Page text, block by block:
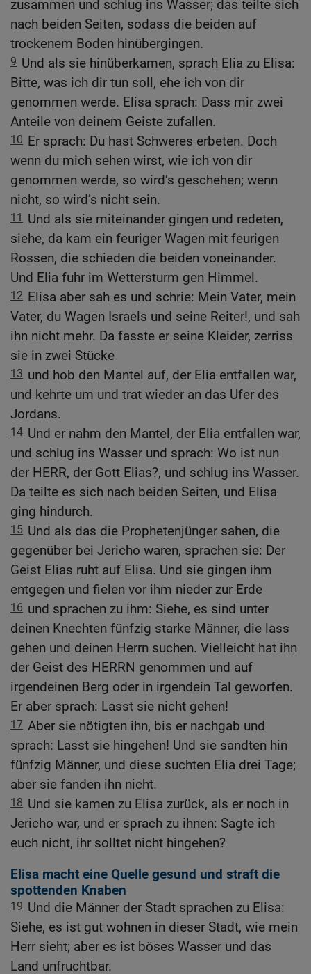
zusammen und schlug ins Wasser; das teilte sich
nach beiden Seiten, sodass die beiden auf
trockenem Boden hinübergingen.
9 Und als sie hinüberkamen, sprach Elia zu Elisa:
Bitte, was ich dir tun soll, ehe ich von dir
genommen werde. Elisa sprach: Dass mir zwei
Anteile von deinem Geiste zufallen.
10 Er sprach: Du hast Schweres erbeten. Doch
wenn du mich sehen wirst, wie ich von dir
genommen werde, so wird’s geschehen; wenn
nicht, so wird’s nicht sein.
11
Und als sie miteinander gingen und redeten,
siehe, da kam ein feuriger Wagen mit feurigen
Rossen, die schieden die beiden voneinander.
Und Elia fuhr im Wettersturm gen Himmel.
12 Elisa aber sah es und schrie: Mein Vater, mein
Vater, du Wagen Israels und seine Reiter!, und sah
ihn nicht mehr. Da fasste er seine Kleider, zerriss
sie in zwei Stücke
13 und hob den Mantel auf, der Elia entfallen war,
und kehrte um und trat wieder an das Ufer des
Jordans.
14 Und er nahm den Mantel, der Elia entfallen war,
und schlug ins Wasser und sprach: Wo ist nun
der HERR, der Gott Elias?, und schlug ins Wasser.
Da teilte es sich nach beiden Seiten, und Elisa
ging hindurch.
15 Und als das die Prophetenjünger sahen, die
gegenüber bei Jericho waren, sprachen sie: Der
Geist Elias ruht auf Elisa. Und sie gingen ihm
entgegen und fielen vor ihm nieder zur Erde
16 und sprachen zu ihm: Siehe, es sind unter
deinen Knechten fünfzig starke Männer, die lass
gehen und deinen Herrn suchen. Vielleicht hat ihn
der Geist des HERRN genommen und auf
irgendeinen Berg oder in irgendein Tal geworfen.
Er aber sprach: Lasst sie nicht gehen!
17 Aber sie nötigten ihn, bis er nachgab und
sprach: Lasst sie hingehen! Und sie sandten hin
fünfzig Männer, und diese suchten Elia drei Tage;
aber sie fanden ihn nicht.
18 Und sie kamen zu Elisa zurück, als er noch in
Jericho war, und er sprach zu ihnen: Sagte ich
euch nicht, ihr solltet nicht hingehen?
Elisa macht eine Quelle gesund und straft die
spottenden Knaben
19 Und die Männer der Stadt sprachen zu Elisa:
Siehe, es ist gut wohnen in dieser Stadt, wie mein
Herr sieht; aber es ist böses Wasser und das
Land unfruchtbar.